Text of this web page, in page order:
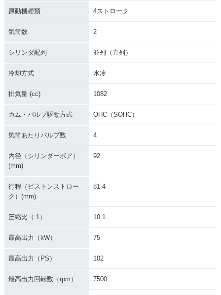
原動機種類 4ストローク
気筒数 2
シリンダ配列 並列（直列）
冷却方式 水冷
排気量 (cc) 1082
カム・バルブ駆動方式 OHC（SOHC）
気筒あたりバルブ数 4
内径（シリンダーボア）
(mm)
92
行程（ピストンストロー
ク）(mm)
81.4
圧縮比（:1） 10.1
最高出力（kW） 75
最高出力（PS） 102
最高出力回転数（rpm） 7500